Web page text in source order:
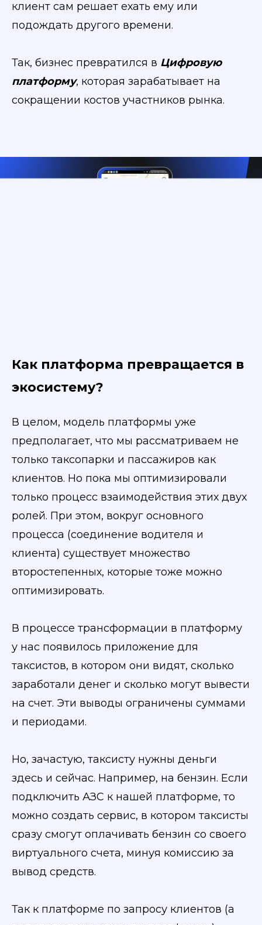
клиент сам решает ехать ему или
подождать другого времени.
Так, бизнес превратился в Цифровую
платформу, которая зарабатывает на
сокращении костов участников рынка.
Как платформа превращается в
экосистему?
В целом, модель платформы уже
предполагает, что мы рассматриваем не
только таксопарки и пассажиров как
клиентов. Но пока мы оптимизировали
только процесс взаимодействия этих двух
ролей. При этом, вокруг основного
процесса (соединение водителя и
клиента) существует множество
второстепенных, которые тоже можно
оптимизировать.
В процессе трансформации в платформу
у нас появилось приложение для
таксистов, в котором они видят, сколько
заработали денег и сколько могут вывести
на счет. Эти выводы ограничены суммами
и периодами.
Но, зачастую, таксисту нужны деньги
здесь и сейчас. Например, на бензин. Если
подключить АЗС к нашей платформе, то
можно создать сервис, в котором таксисты
сразу смогут оплачивать бензин со своего
виртуального счета, минуя комиссию за
вывод средств.
Так к платформе по запросу клиентов (а